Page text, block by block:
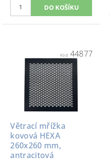
Kód: 44877
Větrací mřížka
kovová HEXA
260x260 mm,
antracitová